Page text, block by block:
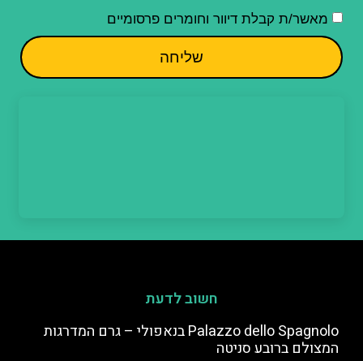
מאשר/ת קבלת דיוור וחומרים פרסומיים
שליחה
חשוב לדעת
Palazzo dello Spagnolo בנאפולי – גרם המדרגות
המצולם ברובע סניטה